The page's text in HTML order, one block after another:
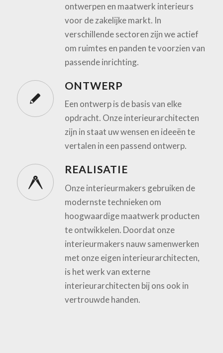
ontwerpen en maatwerk interieurs
voor de zakelijke markt. In
verschillende sectoren zijn we actief
om ruimtes en panden te voorzien van
passende inrichting.
ONTWERP
Een ontwerp is de basis van elke
opdracht. Onze interieurarchitecten
zijn in staat uw wensen en ideeën te
vertalen in een passend ontwerp.
REALISATIE
Onze interieurmakers gebruiken de
modernste technieken om
hoogwaardige maatwerk producten
te ontwikkelen. Doordat onze
interieurmakers nauw samenwerken
met onze eigen interieurarchitecten,
is het werk van externe
interieurarchitecten bij ons ook in
vertrouwde handen.